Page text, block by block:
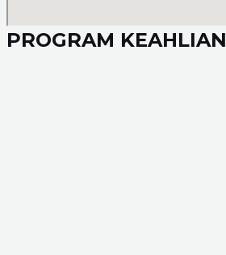
PROGRAM KEAHLIAN